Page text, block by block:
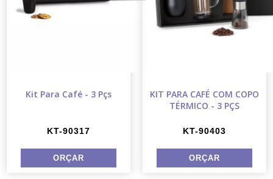
Kit Para Café - 3 Pçs
KT-90317
KIT PARA CAFÉ COM COPO
TÉRMICO - 3 PÇS
KT-90403